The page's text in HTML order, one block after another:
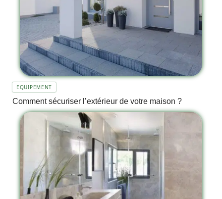
EQUIPEMENT
Comment sécuriser l’extérieur de votre maison ?